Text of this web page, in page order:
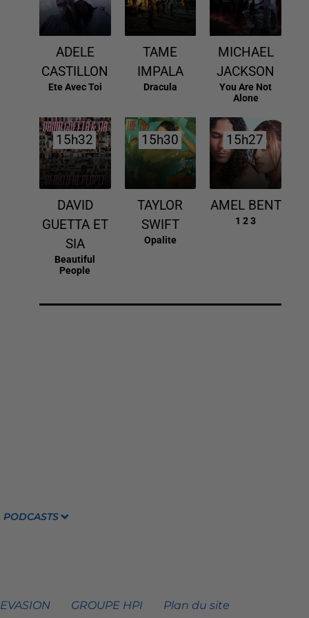
ADELE
CASTILLON
Ete Avec Toi
TAME
IMPALA
Dracula
MICHAEL
JACKSON
You Are Not
Alone
15h32
15h32
DAVID
GUETTA ET
SIA
Beautiful
People
15h30
15h30
TAYLOR
SWIFT
Opalite
15h27
15h27
AMEL BENT
1 2 3
PODCASTS
GROUPE HPI Plan du site